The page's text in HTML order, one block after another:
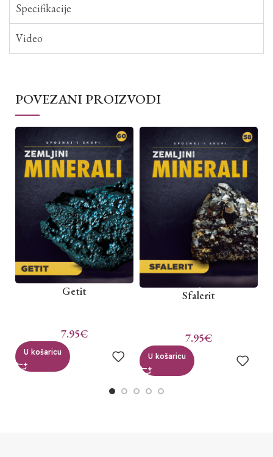
Specifikacije
Video
POVEZANI PROIZVODI
Getit
7.95€
U košaricu
Sfalerit
7.95€
U košaricu